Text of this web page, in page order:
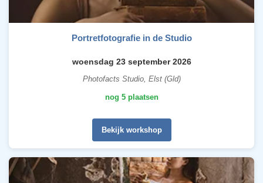
Portretfotografie in de Studio
woensdag 23 september 2026
Photofacts Studio, Elst (Gld)
nog 5 plaatsen
Bekijk workshop